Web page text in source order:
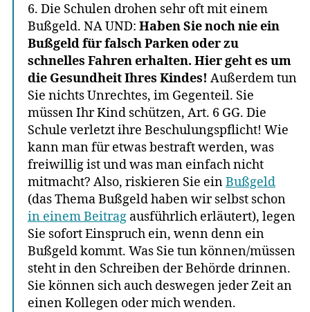
6. Die Schulen drohen sehr oft mit einem
Bußgeld. NA UND: Haben Sie noch nie ein
Bußgeld für falsch Parken oder zu
schnelles Fahren erhalten. Hier geht es um
die Gesundheit Ihres Kindes! Außerdem tun
Sie nichts Unrechtes, im Gegenteil. Sie
müssen Ihr Kind schützen, Art. 6 GG. Die
Schule verletzt ihre Beschulungspflicht! Wie
kann man für etwas bestraft werden, was
freiwillig ist und was man einfach nicht
mitmacht? Also, riskieren Sie einBußgeld
(das Thema Bußgeld haben wir selbst schon
in einem Beitrag ausführlich erläutert), legen
Sie sofort Einspruch ein, wenn denn ein
Bußgeld kommt. Was Sie tun können/müssen
steht in den Schreiben der Behörde drinnen.
Sie können sich auch deswegen jeder Zeit an
einen Kollegen oder mich wenden.